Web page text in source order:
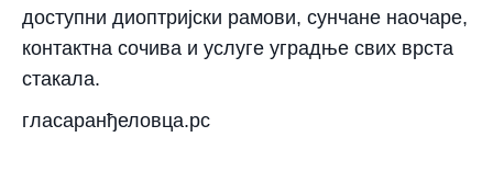
доступни диоптријски рамови, сунчане наочаре,
контактна сочива и услуге уградње свих врста
стакала.
гласаранђеловца.рс